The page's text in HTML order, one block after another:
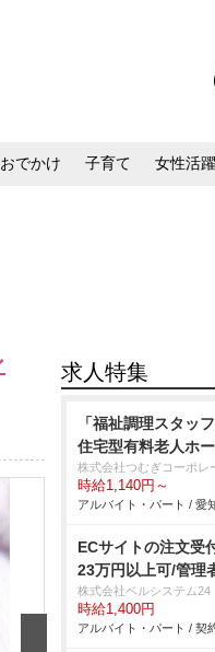
でかけ 子育て 女性活躍
求人特集
「福祉調理スタッ
住宅型有料老人ホ
株式会社つむぎコーポレ
時給1,140円～
アルバイト・パート / 愛
ECサイトの注文受
23万円以上可/管理
株式会社ベルシステム24
時給1,400円
アルバイト・パート / 契